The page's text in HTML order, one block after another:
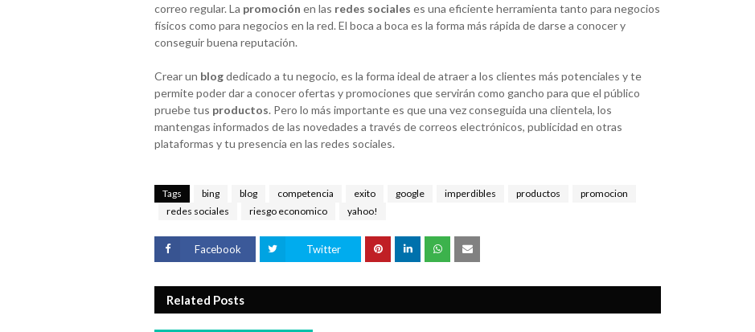
correo regular. La promoción en las redes sociales es una eficiente herramienta tanto para negocios
físicos como para negocios en la red. El boca a boca es la forma más rápida de darse a conocer y
conseguir buena reputación.
Crear un blogdedicado a tu negocio, es la forma ideal de atraer a los clientes más potenciales y te
permite poder dar a conocer ofertas y promociones que servirán como gancho para que el público
pruebe tus productos. Pero lo más importante es que una vez conseguida una clientela, los
mantengas informados de las novedades a través de correos electrónicos, publicidad en otras
plataformas y tu presencia en las redes sociales.
Tags bing blog competencia exito google imperdibles productos
promocion
redes sociales
riesgo economico yahoo!
Facebook Twitter
Related Posts